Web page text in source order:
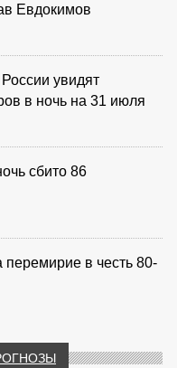
Евдокимов
увидят
в ночь на 31 июля
сбито 86
перемирие в честь 80-